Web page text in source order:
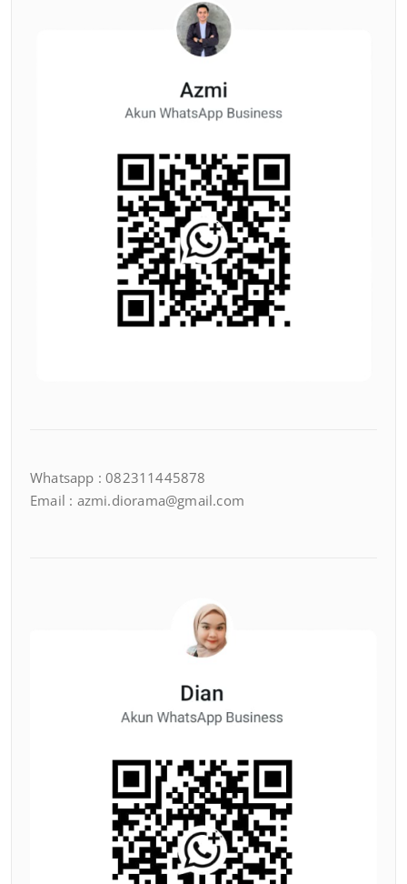
Whatsapp : 082311445878
Email : azmi.diorama@gmail.com